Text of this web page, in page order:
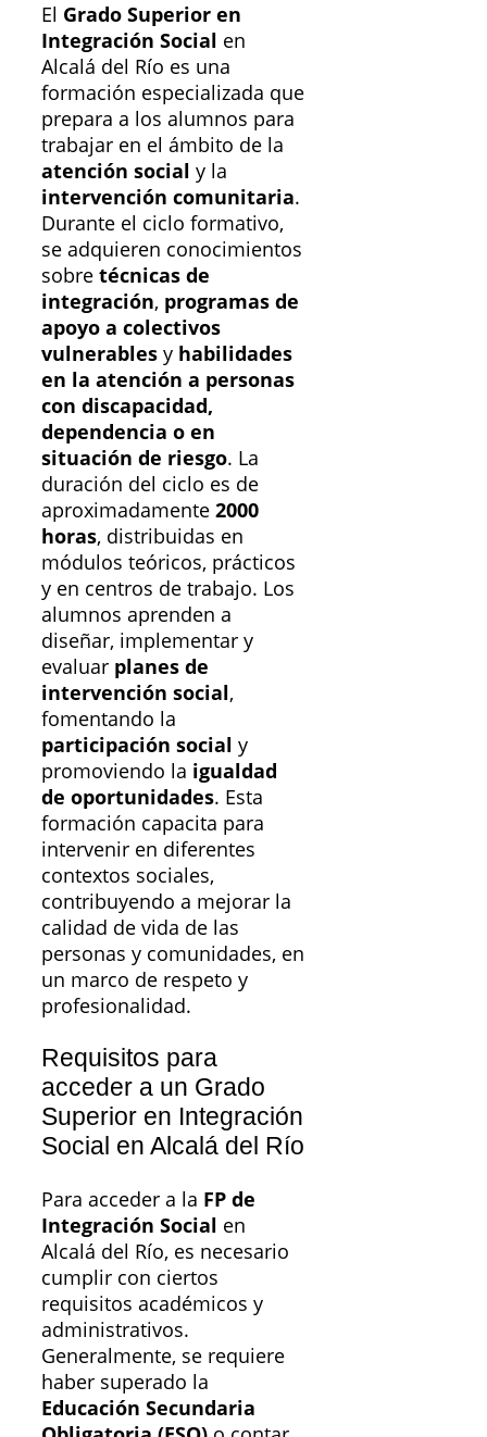
El Grado Superior en
Integración Social en
Alcalá del Río es una
formación especializada que
prepara a los alumnos para
trabajar en el ámbito de la
atención social y la
intervención comunitaria.
Durante el ciclo formativo,
se adquieren conocimientos
sobre técnicas de
integración, programas de
apoyo a colectivos
vulnerables y habilidades
en la atención a personas
con discapacidad,
dependencia o en
situación de riesgo. La
duración del ciclo es de
aproximadamente 2000
horas, distribuidas en
módulos teóricos, prácticos
y en centros de trabajo. Los
alumnos aprenden a
diseñar, implementar y
evaluar planes de
intervención social,
fomentando la
participación social y
promoviendo la igualdad
de oportunidades. Esta
formación capacita para
intervenir en diferentes
contextos sociales,
contribuyendo a mejorar la
calidad de vida de las
personas y comunidades, en
un marco de respeto y
profesionalidad.
Requisitos para
acceder a un Grado
Superior en Integración
Social en Alcalá del Río
Para acceder a la FP de
Integración Social en
Alcalá del Río, es necesario
cumplir con ciertos
requisitos académicos y
administrativos.
Generalmente, se requiere
haber superado la
Educación Secundaria